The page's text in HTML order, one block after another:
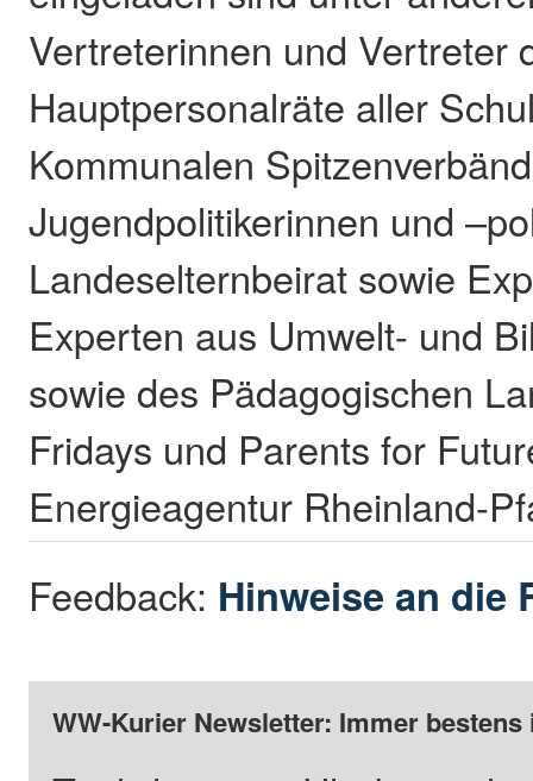
Vertreterinnen und Vertreter
Hauptpersonalräte aller
Kommunalen
Jugendpolitikerinnen und
Landeselternbeirat sowie
Experten aus Umwelt- und
sowie des Pädagogischen
Fridays und Parents for
Energieagentur Rheinland-
Feedback: Hinweise an die
WW-Kurier Newsletter: Immer